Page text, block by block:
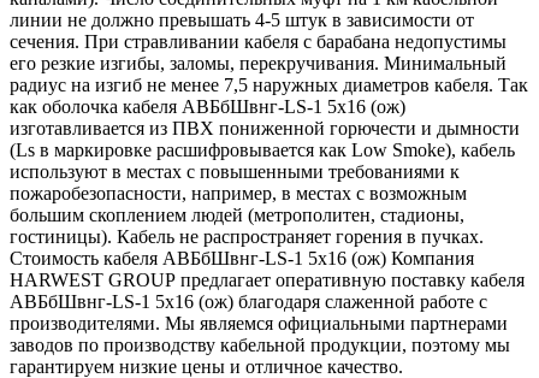
линии не должно превышать 4-5 штук в зависимости от
сечения. При стравливании кабеля с барабана недопустимы
его резкие изгибы, заломы, перекручивания. Минимальный
радиус на изгиб не менее 7,5 наружных диаметров кабеля. Так
как оболочка кабеля АВБбШвнг-LS-1 5х16 (ож)
изготавливается из ПВХ пониженной горючести и дымности
(Ls в маркировке расшифровывается как Low Smoke), кабель
используют в местах с повышенными требованиями к
пожаробезопасности, например, в местах с возможным
большим скоплением людей (метрополитен, стадионы,
гостиницы). Кабель не распространяет горения в пучках.
Стоимость кабеля АВБбШвнг-LS-1 5х16 (ож) Компания
HARWEST GROUP предлагает оперативную поставку кабеля
АВБбШвнг-LS-1 5х16 (ож) благодаря слаженной работе с
производителями. Мы являемся официальными партнерами
заводов по производству кабельной продукции, поэтому мы
гарантируем низкие цены и отличное качество.